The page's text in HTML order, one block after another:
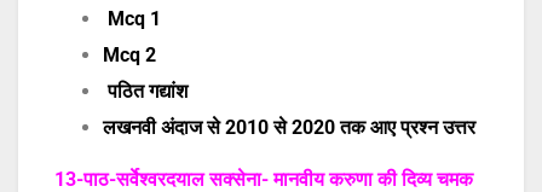
Mcq 1
Mcq 2
पठित गद्यांश
लखनवी अंदाज से 2010 से 2020 तक आए प्रश्न उत्तर
13-पाठ-सर्वेश्वरदयाल सक्सेना- मानवीय करुणा की दिव्य चमक